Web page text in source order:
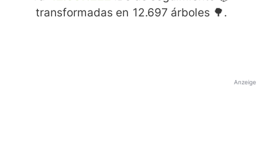
transformadas en 12.697 árboles 🌳.
Anzeige